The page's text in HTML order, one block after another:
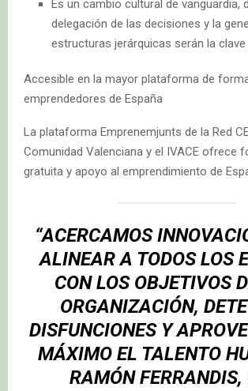
Es un cambio cultural de vanguardia,
delegación de las decisiones y la
estructuras jerárquicas serán la
Accesible en la mayor plataforma de
emprendedores de España
La plataforma Emprenemjunts de la Red
Comunidad Valenciana y el IVACE ofrece
gratuita y apoyo al emprendimiento de
“ACERCAMOS
ALINEAR A TODOS LOS
CON LOS OBJETIVOS
ORGANIZACIÓN,
DISFUNCIONES Y
MÁXIMO EL TALENTO
RAMÓN FERRANDIS,